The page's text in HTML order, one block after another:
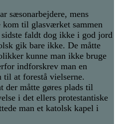
sæsonarbejdere, mens
kom til glasværket sammen
faldt dog ikke i god jord
gik bare ikke. De måtte
kunne man ikke bruge
indforskrev man en
til at forestå vielserne.
der måtte gøres plads til
i det ellers protestantiske
man et katolsk kapel i